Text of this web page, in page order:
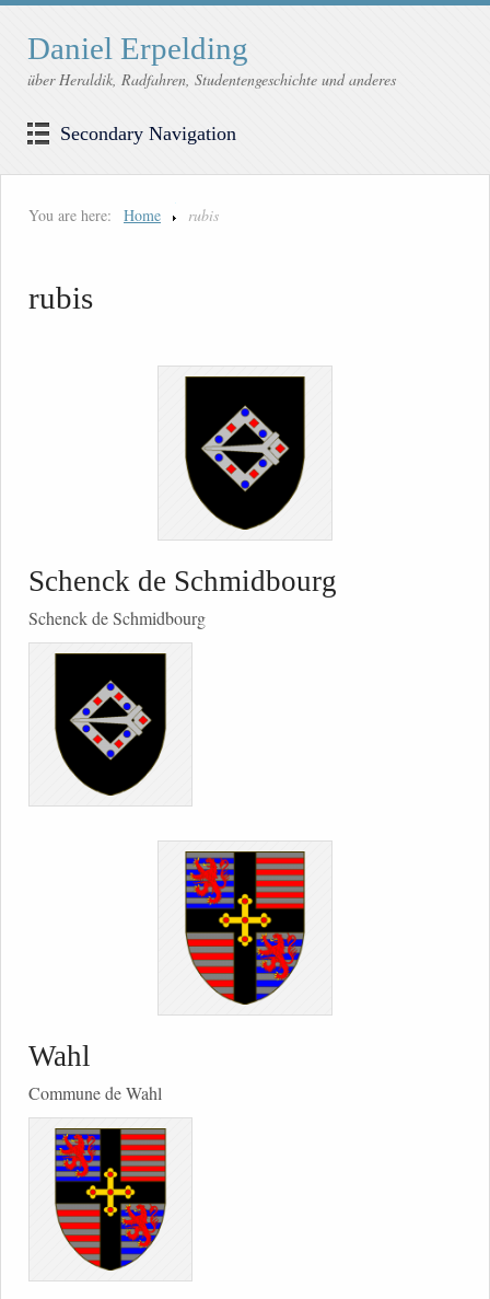
Daniel Erpelding
über Heraldik, Radfahren, Studentengeschichte und anderes
Secondary Navigation
You are here: Home rubis
rubis
Schenck de Schmidbourg
Schenck de Schmidbourg
Wahl
Commune de Wahl